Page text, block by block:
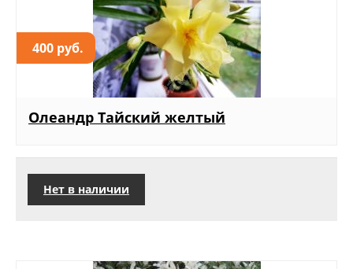
400 руб.
Олеандр Тайский желтый
Нет в наличии